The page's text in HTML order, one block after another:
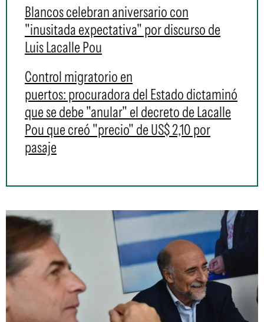
Blancos celebran aniversario con
"inusitada expectativa" por discurso de
Luis Lacalle Pou
Control migratorio en
puertos: procuradora del Estado dictaminó
que se debe "anular" el decreto de Lacalle
Pou que creó "precio" de US$ 2,10 por
pasaje